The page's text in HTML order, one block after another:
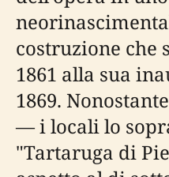
costruzione che
1861 alla sua
1869.
— i locali lo
"Tartaruga di